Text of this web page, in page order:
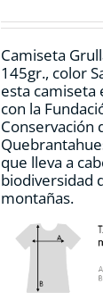
Camiseta
145gr., color
esta camiseta
con la
Conservación
que lleva a
biodiversidad
montañas.